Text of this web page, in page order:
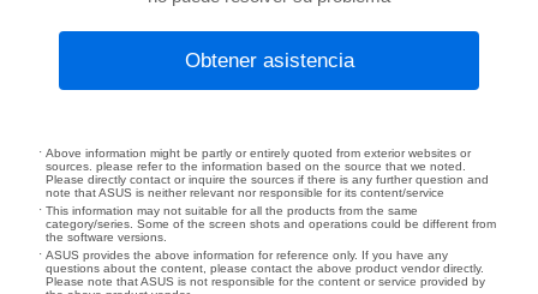
Obtener asistencia
Above information might be partly or entirely quoted from exterior websites or
sources. please refer to the information based on the source that we noted.
Please directly contact or inquire the sources if there is any further question and
note that ASUS is neither relevant nor responsible for its content/service
This information may not suitable for all the products from the same
category/series. Some of the screen shots and operations could be different from
the software versions.
ASUS provides the above information for reference only. If you have any
questions about the content, please contact the above product vendor directly.
Please note that ASUS is not responsible for the content or service provided by